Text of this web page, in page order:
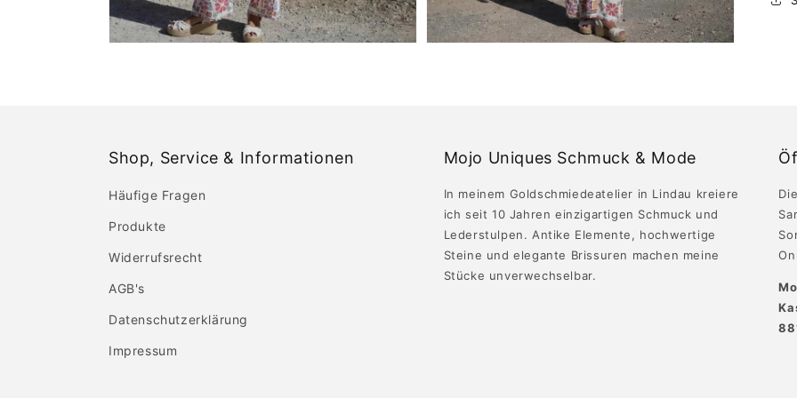
Shop, Service & Informationen
Häufige Fragen
Produkte
Widerrufsrecht
AGB's
Datenschutzerklärung
Impressum
Mojo Uniques Schmuck & Mode
In meinem Goldschmiedeatelier in Lindau kreiere
ich seit 10 Jahren einzigartigen Schmuck und
Lederstulpen. Antike Elemente, hochwertige
Steine und elegante Brissuren machen meine
Stücke unverwechselbar.